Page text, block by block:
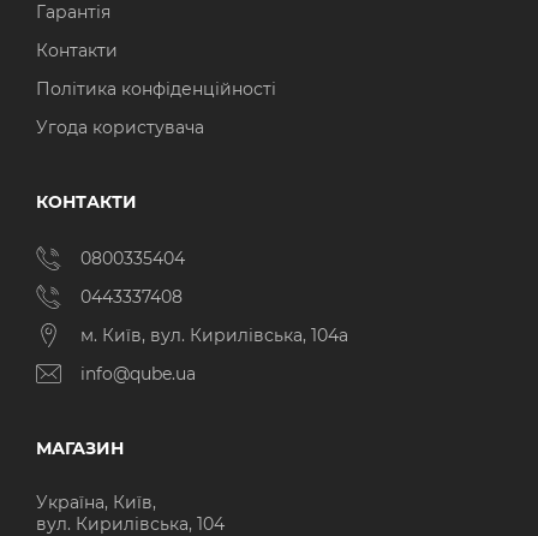
Гарантія
Контакти
Політика конфіденційності
Угода користувача
КОНТАКТИ
0800335404
0443337408
м. Київ, вул. Кирилівська, 104а
info@qube.ua
МАГАЗИН
Україна, Київ,
вул. Кирилівська, 104